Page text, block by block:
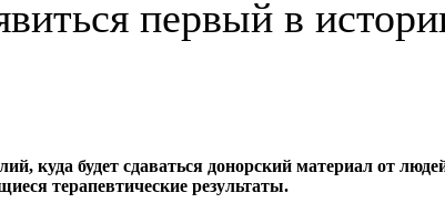
первый в
куда будет сдаваться донорский материал от
терапевтические результаты.